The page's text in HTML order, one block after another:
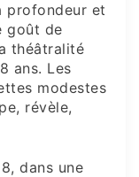
profondeur et
goût de
théâtralité
ans. Les
modestes
révèle,
dans une